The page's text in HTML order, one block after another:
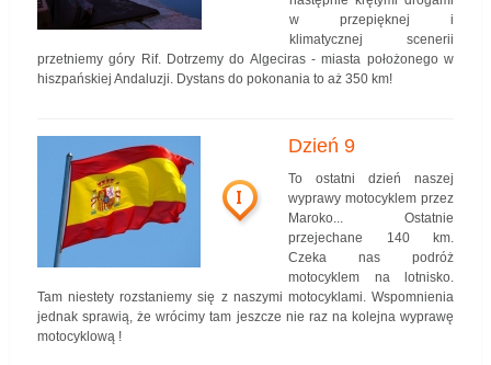
w przepięknej i
klimatycznej scenerii
przetniemy góry Rif. Dotrzemy do Algeciras - miasta położonego w
hiszpańskiej Andaluzji. Dystans do pokonania to aż 350 km!
I
Dzień 9
To ostatni dzień naszej
wyprawy motocyklem przez
Maroko... Ostatnie
przejechane 140 km.
Czeka nas podróż
motocyklem na lotnisko.
Tam niestety rozstaniemy się z naszymi motocyklami. Wspomnienia
jednak sprawią, że wrócimy tam jeszcze nie raz na kolejna wyprawę
motocyklową !